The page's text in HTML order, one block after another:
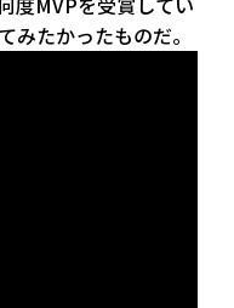
みたかったものだ。